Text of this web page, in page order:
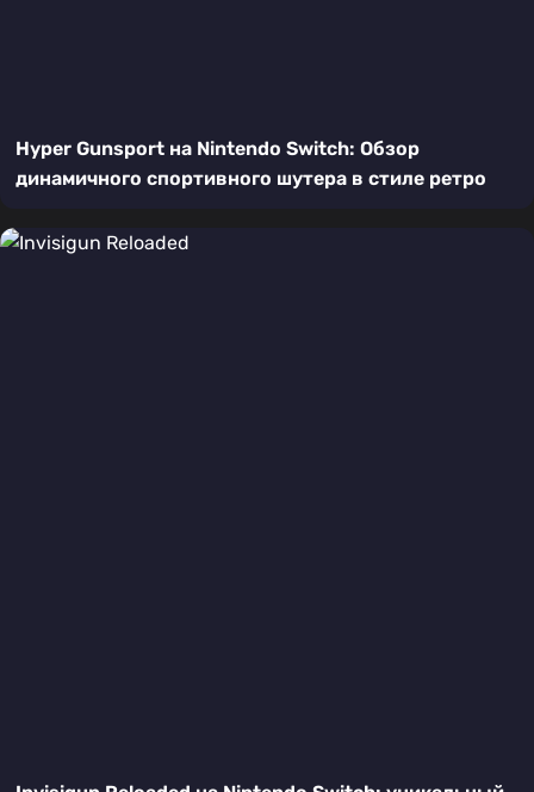
Hyper Gunsport на Nintendo Switch: Обзор
динамичного спортивного шутера в стиле ретро